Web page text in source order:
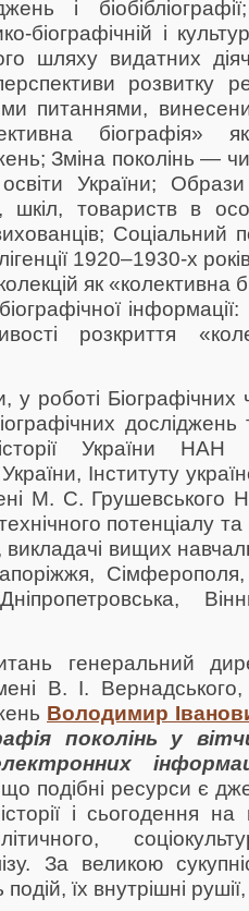
і
біографічній і
шляху видатних
розвитку
питаннями,
біографія»
Зміна поколінь —
України; Образи
шкіл, товариств в
Соціальний
1920–1930-х
як «колективна
інформації:
розкриття
у роботі
досліджень
України НАН
Інституту
М. С. Грушевського
потенціалу та
вищих
Сімферополя,
Дніпропетровська,
генеральний
В. І.
Володимир
поколінь у
подібні ресурси є
і сьогодення
За великою
їх внутрішні